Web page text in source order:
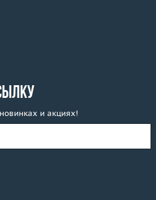
и акциях!